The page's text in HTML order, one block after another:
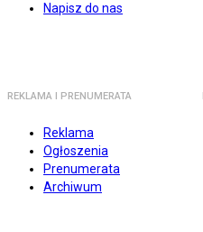
Napisz do nas
REKLAMA I PRENUMERATA
Reklama
Ogłoszenia
Prenumerata
Archiwum